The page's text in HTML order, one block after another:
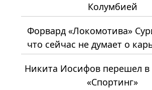
Колумбией
Форвард «Локомотива»
что сейчас не думает о
Никита Иосифов перешел в
«Спортинг»